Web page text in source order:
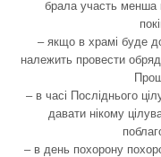
брала участь менша
– якщо в храмі буде
належить провести
– в часі Посліднього
давати нікому
– в день похорону